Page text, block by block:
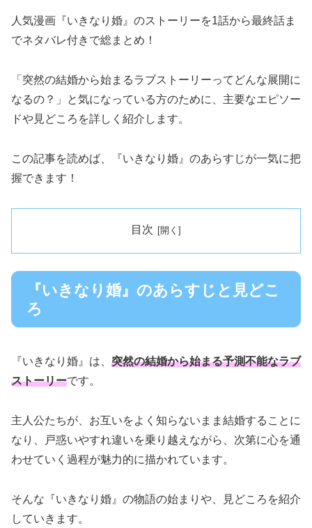
人気漫画『いきなり婚』のストーリーを1話から最終話ま
でネタバレ付きで総まとめ！
「突然の結婚から始まるラブストーリーってどんな展開に
なるの？」と気になっている方のために、主要なエピソー
ドや見どころを詳しく紹介します。
この記事を読めば、『いきなり婚』のあらすじが一気に把
握できます！
目次
『いきなり婚』のあらすじと見どこ
ろ
『いきなり婚』は、 突然の結婚から始まる予測不能なラブ
ストーリーです。
主人公たちが、お互いをよく知らないまま結婚することに
なり、戸惑いやすれ違いを乗り越えながら、次第に心を通
わせていく過程が魅力的に描かれています。
そんな『いきなり婚』の物語の始まりや、見どころを紹介
していきます。